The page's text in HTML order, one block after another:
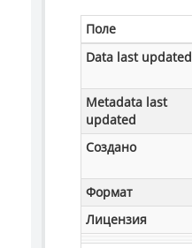
Поле
Data last updated
Metadata last
updated
Создано
Формат
Лицензия